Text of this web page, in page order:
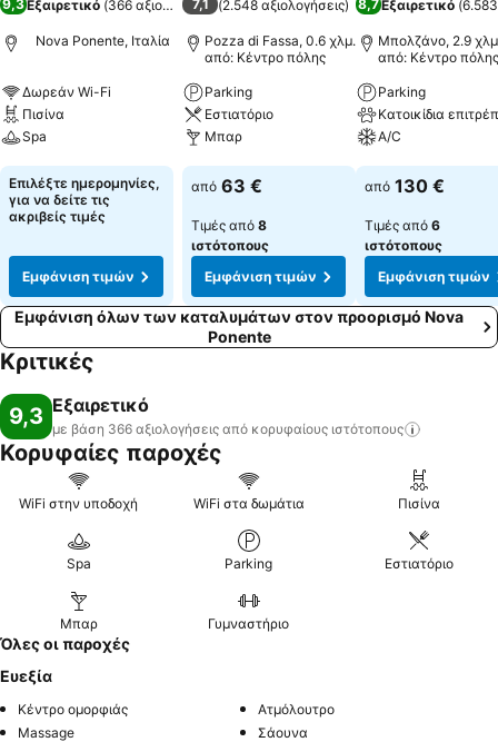
9,3Εξαιρετικό (366 αξιολογήσεις)
Nova Ponente, Ιταλία
Δωρεάν Wi-Fi
Πισίνα
Spa
Εμφάνιση τιμών
Επιλέξτε ημερομηνίες,
για να δείτε τις
ακριβείς τιμές
Εμφάνιση τιμών
7,1 (2.548 αξιολογήσεις)
Pozza di Fassa, 0.6 χλμ.
από: Κέντρο πόλης
Parking
Εστιατόριο
Μπαρ
Εμφάνιση τιμών
από 63 €
Τιμές από 8
ιστότοπους
Εμφάνιση τιμών
8,7Εξαιρετικό (
Μπολζάνο, 2.9
από: Κέντρο πόλης
Parking
A/C
Εμφάνιση τιμών
από 130 €
Τιμές από 6
ιστότοπους
Εμφάνιση τιμών
Εμφάνιση όλων των καταλυμάτων στον προορισμό Nova
Ponente
Κριτικές
9,3 Εξαιρετικό
με βάση 366 αξιολογήσεις από κορυφαίους ιστότοπους
Κορυφαίες παροχές
WiFi στην υποδοχή WiFi στα δωμάτια Πισίνα
Spa Parking Εστιατόριο
Μπαρ Γυμναστήριο
Όλες οι παροχές
Ευεξία
Κέντρο ομορφιάς
Ατμόλουτρο
Massage
Σάουνα